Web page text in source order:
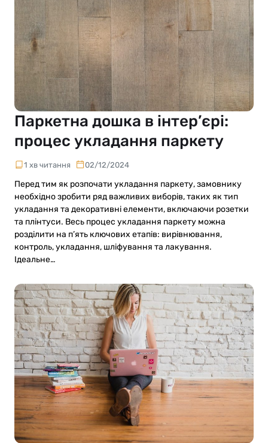
Паркетна дошка в інтер’єрі:
процес укладання паркету
1 хв читання 02/12/2024
Перед тим як розпочати укладання паркету, замовнику
необхідно зробити ряд важливих виборів, таких як тип
укладання та декоративні елементи, включаючи розетки
та плінтуси. Весь процес укладання паркету можна
розділити на п’ять ключових етапів: вирівнювання,
контроль, укладання, шліфування та лакування.
Ідеальне…